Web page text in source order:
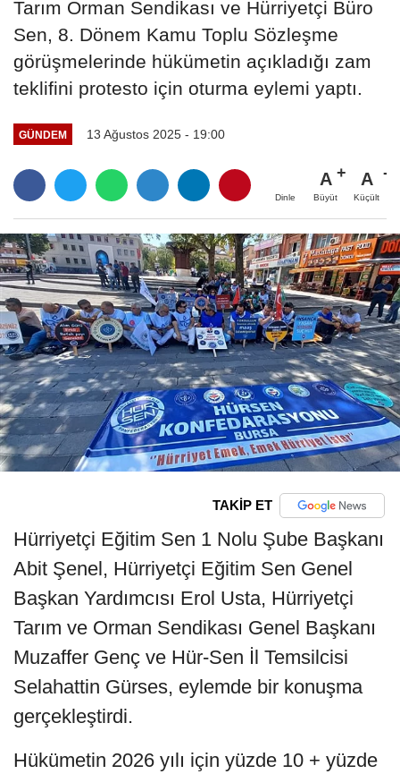
Tarım Orman Sendikası ve Hürriyetçi Büro
Sen, 8. Dönem Kamu Toplu Sözleşme
görüşmelerinde hükümetin açıkladığı zam
teklifini protesto için oturma eylemi yaptı.
GÜNDEM 13 Ağustos 2025 - 19:00
Dinle
A
Büyüt
A
Küçült
TAKİP ET
Hürriyetçi Eğitim Sen 1 Nolu Şube Başkanı
Abit Şenel, Hürriyetçi Eğitim Sen Genel
Başkan Yardımcısı Erol Usta, Hürriyetçi
Tarım ve Orman Sendikası Genel Başkanı
Muzaffer Genç ve Hür-Sen İl Temsilcisi
Selahattin Gürses, eylemde bir konuşma
gerçekleştirdi.
Hükümetin 2026 yılı için yüzde 10 + yüzde